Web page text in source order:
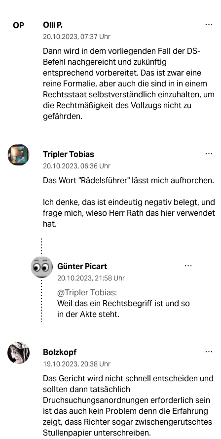
OP Olli P.
20.10.2023, 07:37 Uhr
Dann wird in dem vorliegenden Fall der DS-
Befehl nachgereicht und zukünftig
entsprechend vorbereitet. Das ist zwar eine
reine Formalie, aber auch die sind in in einem
Rechtsstaat selbstverständlich einzuhalten, um
die Rechtmäßigkeit des Vollzugs nicht zu
gefährden.
Tripler Tobias
20.10.2023, 06:36 Uhr
Das Wort "Rädelsführer" lässt mich aufhorchen.
Ich denke, das ist eindeutig negativ belegt, und
frage mich, wieso Herr Rath das hier verwendet
hat.
Günter Picart
20.10.2023, 21:58 Uhr
@Tripler Tobias:
Weil das ein Rechtsbegriff ist und so
in der Akte steht.
Bolzkopf
19.10.2023, 20:38 Uhr
Das Gericht wird nicht schnell entscheiden und
sollten dann tatsächlich
Druchsuchungsanordnungen erforderlich sein
ist das auch kein Problem denn die Erfahrung
zeigt, dass Richter sogar zwischengerutschtes
Stullenpapier unterschreiben.